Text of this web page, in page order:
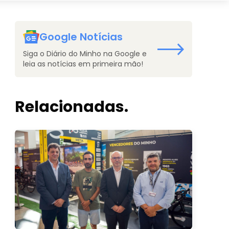
Google Notícias
Siga o Diário do Minho na Google e
leia as notícias em primeira mão!
Relacionadas.